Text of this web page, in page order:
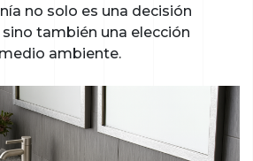
no solo es una decisión
también una elección
ambiente.